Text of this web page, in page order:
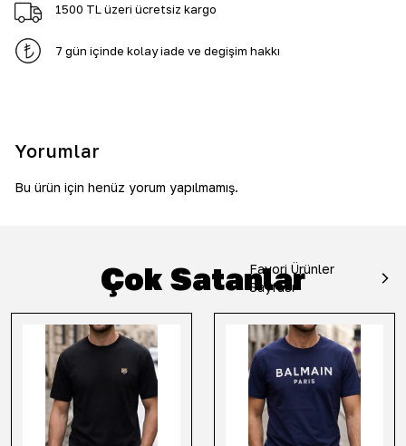
1500 TL üzeri ücretsiz kargo
7 gün içinde kolay iade ve değişim hakkı
Yorumlar
Bu ürün için henüz yorum yapılmamış.
Çok Satanlar
Favori Ürünler
Sayfası